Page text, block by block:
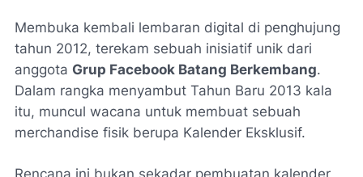
Membuka kembali lembaran digital di penghujung
tahun 2012, terekam sebuah inisiatif unik dari
anggota Grup Facebook Batang Berkembang.
Dalam rangka menyambut Tahun Baru 2013 kala
itu, muncul wacana untuk membuat sebuah
merchandise fisik berupa Kalender Eksklusif.
Rencana ini bukan sekadar pembuatan kalender